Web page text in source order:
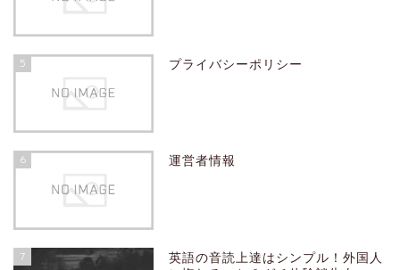
5 プライバシーポリシー
6 運営者情報
7
英語の音読上達はシンプル！外国人